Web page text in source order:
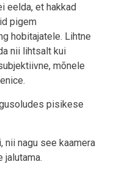
eelda, et hakkad
pigem
hobitajatele. Lihtne
nii lihtsalt kui
mõnele
pisikese
nii nagu see kaamera
jalutama.